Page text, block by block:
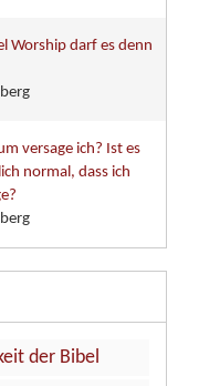
Worship darf es denn
versage ich? Ist es
normal, dass ich
der Bibel